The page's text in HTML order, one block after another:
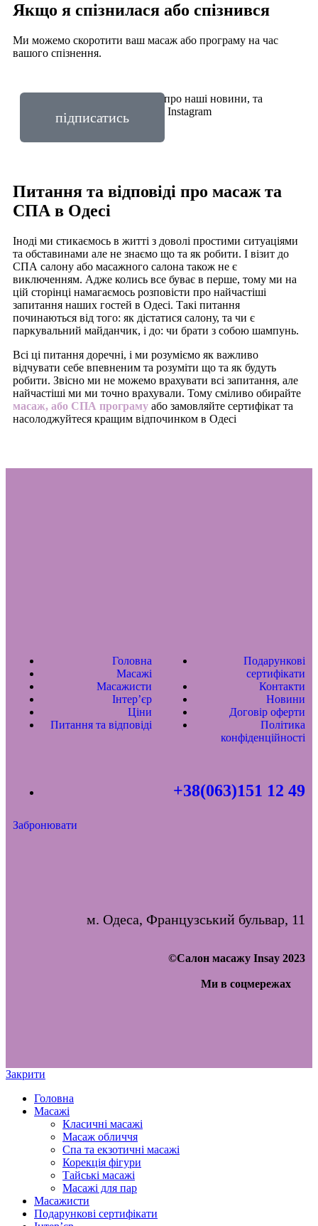
Якщо я спізнилася або спізнився
Ми можемо скоротити ваш масаж або програму на час
вашого спізнення.
Хочете дізнаватись першими про наші новини, та
пропозиції підпишись на наш Instagram
підписатись
Питання та відповіді про масаж та
СПА в Одесі
Іноді ми стикаємось в житті з доволі простими ситуаціями
та обставинами але не знаємо що та як робити. І візит до
СПА салону або масажного салона також не є
виключенням. Адже колись все буває в перше, тому ми на
цій сторінці намагаємось розповісти про найчастіші
запитання наших гостей в Одесі. Такі питання
починаються від того: як дістатися салону, та чи є
паркувальний майданчик, і до: чи брати з собою шампунь.
Всі ці питання доречні, і ми розуміємо як важливо
відчувати себе впевненим та розуміти що та як будуть
робити. Звісно ми не можемо врахувати всі запитання, але
найчастіші ми ми точно врахували. Тому сміливо обирайте
масаж, або СПА програму або замовляйте сертифікат та
насолоджуйтеся кращим відпочинком в Одесі
Головна
Масажі
Масажисти
Інтер’єр
Ціни
Питання та відповіді
Подарункові
сертифікати
Контакти
Новини
Договір оферти
Політика
конфіденційності
+38(063)151 12 49
Забронювати
м. Одеса, Французський бульвар, 11
©Салон масажу Insay 2023
Ми в соцмережах
Закрити
Головна
Масажі
Класичні масажі
Масаж обличчя
Спа та екзотичні масажі
Корекція фігури
Тайські масажі
Масажі для пар
Масажисти
Подарункові сертифікати